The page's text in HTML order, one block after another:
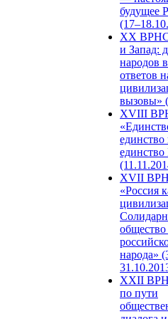
будущее
XX ВРНС
и Запад:
народов
ответов
вызовы»
XVIII
единство
единство
XVII
«Россия
народа»
XXII
по пути